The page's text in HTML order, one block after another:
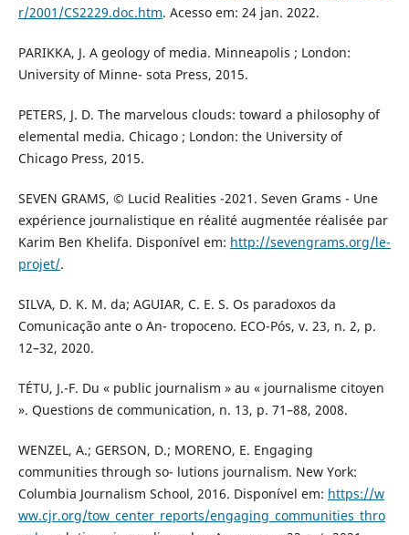
r/2001/CS2229.doc.htm. Acesso em: 24 jan. 2022.
PARIKKA, J. A geology of media. Minneapolis ; London:
University of Minne- sota Press, 2015.
PETERS, J. D. The marvelous clouds: toward a philosophy of
elemental media. Chicago ; London: the University of
Chicago Press, 2015.
SEVEN GRAMS, © Lucid Realities -2021. Seven Grams - Une
expérience journalistique en réalité augmentée réalisée par
Karim Ben Khelifa. Disponível em: http://sevengrams.org/le-
projet/.
SILVA, D. K. M. da; AGUIAR, C. E. S. Os paradoxos da
Comunicação ante o An- tropoceno. ECO-Pós, v. 23, n. 2, p.
12–32, 2020.
TÉTU, J.-F. Du « public journalism » au « journalisme citoyen
». Questions de communication, n. 13, p. 71–88, 2008.
WENZEL, A.; GERSON, D.; MORENO, E. Engaging
communities through so- lutions journalism. New York:
Columbia Journalism School, 2016. Disponível em: https://w
ww.cjr.org/tow_center_reports/engaging_communities_thro